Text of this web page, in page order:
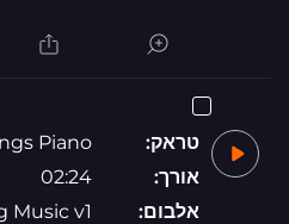
טראק:
Piano
אורך:
02:24
אלבום:
Music v1